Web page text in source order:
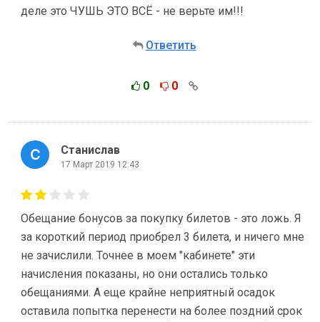
деле это ЧУШЬ ЭТО ВСЁ - не верьте им!!!
Ответить
0 0
Станислав
17 Март 2019 12:43
Обещание бонусов за покупку билетов - это ложь. Я
за короткий период приобрел 3 билета, и ничего мне
не зачислили. Точнее в моем "кабинете" эти
начисления показаны, но они остались только
обещаниями. А еще крайне неприятный осадок
оставила попытка перенести на более поздний срок